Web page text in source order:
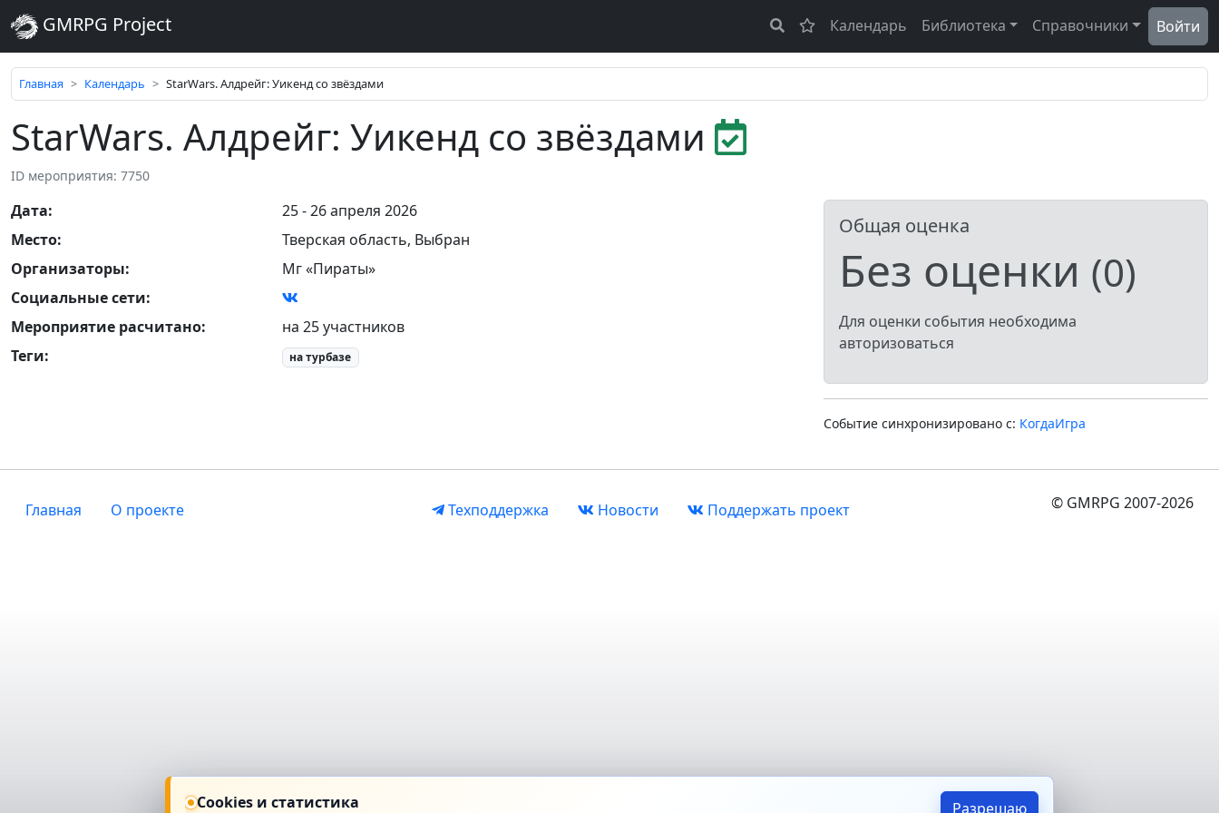
GMRPG Project Календарь Библиотека Справочники Войти
Главная Календарь StarWars. Алдрейг: Уикенд со звёздами
StarWars. Алдрейг: Уикенд со звёздами
ID мероприятия: 7750
Дата:
25 - 26 апреля 2026
Место: Тверская область, Выбран
Организаторы:
Мг «Пираты»
Социальные сети:
Мероприятие расчитано:
на 25 участников
Теги: на турбазе
Общая оценка
Без оценки (0)
Для оценки события необходима
авторизоваться
Событие синхронизировано с: КогдаИгра
Главная О проекте Техподдержка Новости Поддержать проект © GMRPG 2007-2026
Cookies и статистика Разрешаю